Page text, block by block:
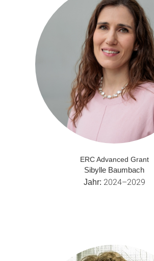
ERC Advanced Grant
Sibylle Baumbach
Jahr: 2024–2029